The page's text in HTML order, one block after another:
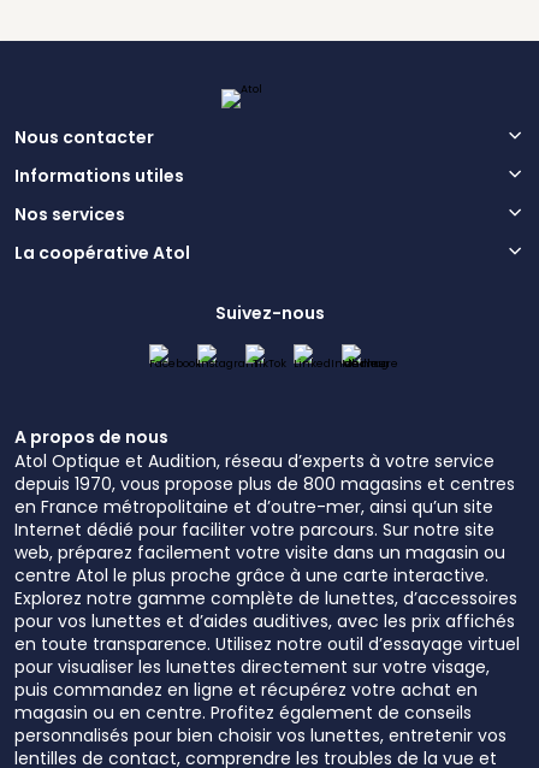
Nous contacter
Informations utiles
Nos services
La coopérative Atol
Suivez-nous
A propos de nous
Atol Optique et Audition, réseau d’experts à votre service
depuis 1970, vous propose plus de 800 magasins et centres
en France métropolitaine et d’outre-mer, ainsi qu’un site
Internet dédié pour faciliter votre parcours. Sur notre site
web, préparez facilement votre visite dans un magasin ou
centre Atol le plus proche grâce à une carte interactive.
Explorez notre gamme complète de lunettes, d’accessoires
pour vos lunettes et d’aides auditives, avec les prix affichés
en toute transparence. Utilisez notre outil d’essayage virtuel
pour visualiser les lunettes directement sur votre visage,
puis commandez en ligne et récupérez votre achat en
magasin ou en centre. Profitez également de conseils
personnalisés pour bien choisir vos lunettes, entretenir vos
lentilles de contact, comprendre les troubles de la vue et